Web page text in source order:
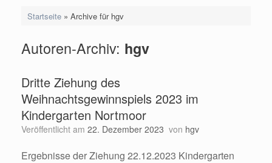
Startseite» Archive für hgv
Autoren-Archiv: hgv
Dritte Ziehung des
Weihnachtsgewinnspiels 2023 im
Kindergarten Nortmoor
Veröffentlicht am 22. Dezember 2023 von hgv
Ergebnisse der Ziehung 22.12.2023 Kindergarten